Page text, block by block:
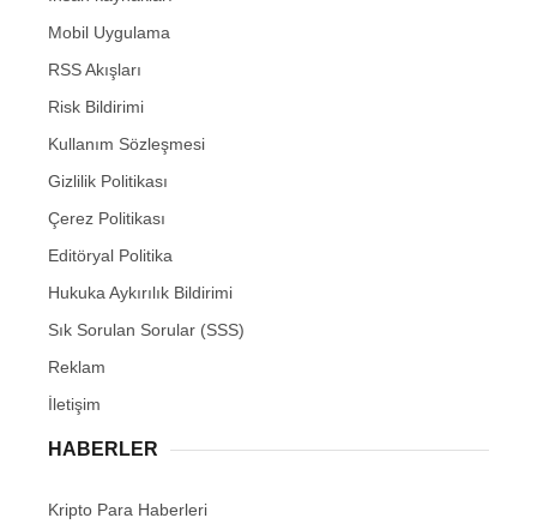
Mobil Uygulama
RSS Akışları
Risk Bildirimi
Kullanım Sözleşmesi
Gizlilik Politikası
Çerez Politikası
Editöryal Politika
Hukuka Aykırılık Bildirimi
Sık Sorulan Sorular (SSS)
Reklam
İletişim
HABERLER
Kripto Para Haberleri